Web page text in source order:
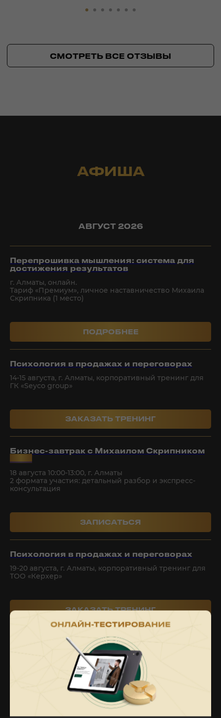
продаж и больше закрытых сделок
АВГУСТ 2026
Перепрошивка мышления: система для
достижения результатов
г. Алматы, онлайн.
Тариф «Премиум», личное наставничество Михаила
Скрипника (1 место)
ㅤㅤ ㅤㅤ ПОДРОБНЕЕ ㅤ ㅤㅤㅤㅤ
Психология в продажах и переговорах
14-15 августа, г. Алматы, корпоративный тренинг для
ГК «Seyco group»
ㅤㅤ ЗАКАЗАТЬ ТРЕНИНГ ㅤㅤ
Бизнес-завтрак с Михаилом Скрипником
18 августа 10:00-13:00, г. Алматы
2 формата участия: детальный разбор и экспресс-
консультация
ㅤㅤㅤㅤㅤЗАПИСАТЬСЯㅤㅤㅤㅤㅤ
Психология в продажах и переговорах
19-20 августа, г. Алматы, корпоративный тренинг для
ТОО «Керхер»
ㅤㅤ ЗАКАЗАТЬ ТРЕНИНГ ㅤㅤ
Психология в продажах и переговорах
27-28 августа, г. Актау, корпоративный тренинг для СК
ㅤㅤ ЗАКАЗАТЬ ТРЕНИНГ ㅤㅤ
ОБРАТНЫЙ ЗВОНОК
РЕАЛЬНЫЕ ПРИМЕРЫ РОСТА
КОМПАНИИ, КОТОРЫЕ
НАМ ДОВЕРЯЮТ
Техника, произв-во,
техсложный продукт
13%
СФЕРЫ БИЗНЕСОВ
КЛИЕНТОВ В ПОРТФОЛИО
SMART SALES